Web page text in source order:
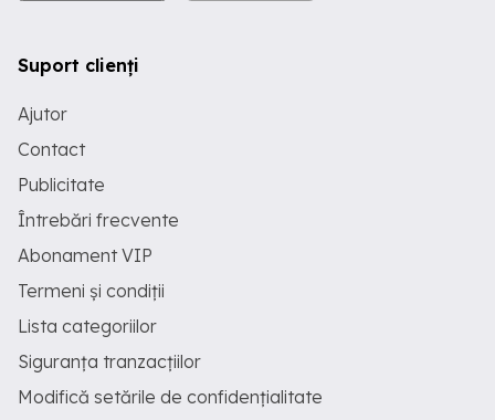
Suport clienți
Ajutor
Contact
Publicitate
Întrebări frecvente
Abonament VIP
Termeni și condiții
Lista categoriilor
Siguranța tranzacțiilor
Modifică setările de confidențialitate